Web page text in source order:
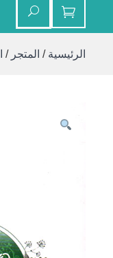
الرئيسية / المتجر /